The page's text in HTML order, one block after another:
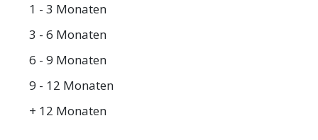
1 - 3 Monaten
3 - 6 Monaten
6 - 9 Monaten
9 - 12 Monaten
+ 12 Monaten